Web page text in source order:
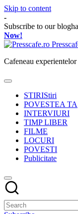
Skip to content
-
Subscribe to our
Now!
Cafeneau
STIRIStiri
POVESTEA TA
INTERVIURI
TIMP LIBER
FILME
LOCURI
POVESTI
Publicitate